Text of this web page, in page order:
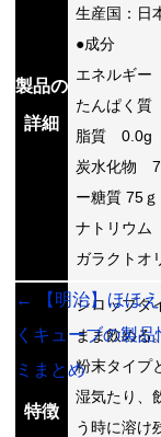
製品の
詳細
生産国：日
●成分
エネルギ
たんぱく
脂質 0.0g
炭水化物
ー糖質 75ｇ
ナトリウ
ガラクト
特徴
シロップタ
まま飲める
粉末タイプ
湿気たり、
う時に溶け
←
【明治】ほほ
くキューブの製品
ミまとめ